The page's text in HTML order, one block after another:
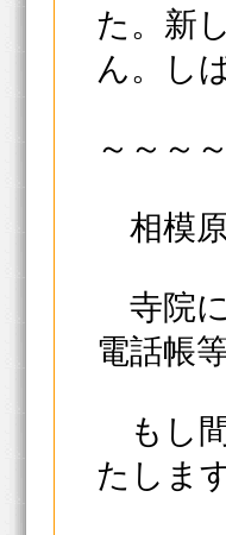
た。新
ん。し
～～～
相模
寺院
電話帳
もし
たしま